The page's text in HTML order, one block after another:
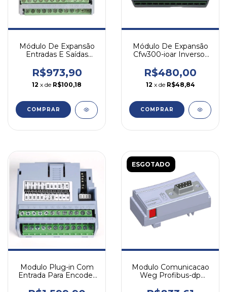
Módulo De Expansão
Entradas E Saídas
R$973,90
12 x de R$100,18
COMPRAR
Módulo De Expansão
Cfw300-ioar Inversor
R$480,00
12 x de R$48,84
COMPRAR
Modulo Plug-in Com
Entrada Para Encoder
ESGOTADO
Modulo Comunicacao
Weg Profibus-dp